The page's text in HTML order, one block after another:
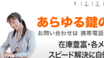
1 | 2 | 3